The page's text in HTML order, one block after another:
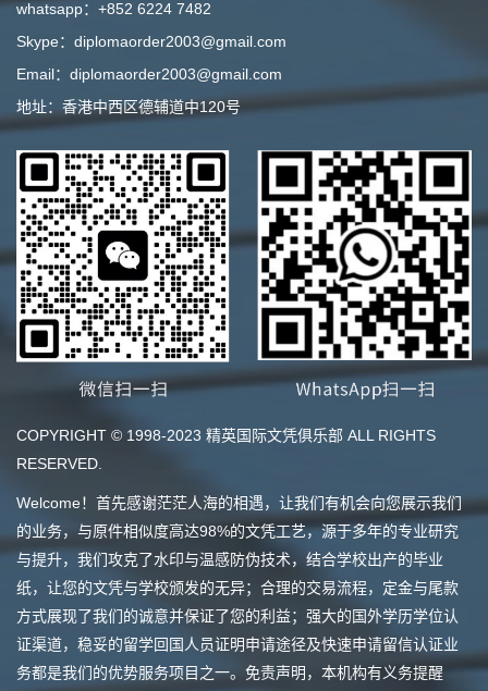
whatsapp：+852 6224 7482
Skype：diplomaorder2003@gmail.com
Email：diplomaorder2003@gmail.com
地址：香港中西区德辅道中120号
COPYRIGHT © 1998-2023 精英国际文凭俱乐部 ALL RIGHTS
RESERVED.
Welcome！首先感谢茫茫人海的相遇，让我们有机会向您展示我们
的业务，与原件相似度高达98%的文凭工艺，源于多年的专业研究
与提升，我们攻克了水印与温感防伪技术，结合学校出产的毕业
纸，让您的文凭与学校颁发的无异；合理的交易流程，定金与尾款
方式展现了我们的诚意并保证了您的利益；强大的国外学历学位认
证渠道，稳妥的留学回国人员证明申请途径及快速申请留信认证业
务都是我们的优势服务项目之一。免责声明，本机构有义务提醒